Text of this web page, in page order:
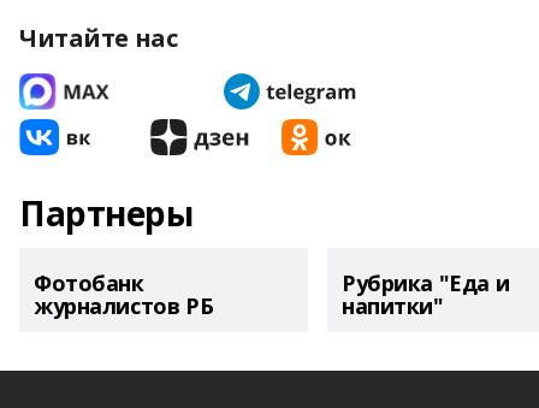
Читайте нас
Партнеры
Фотобанк
журналистов РБ
Рубрика "Еда и
напитки"